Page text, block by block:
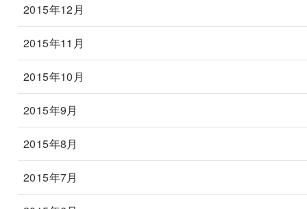
2015年12月
2015年11月
2015年10月
2015年9月
2015年8月
2015年7月